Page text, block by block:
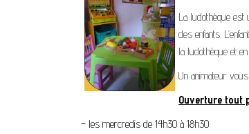
La ludothèque est
des enfants.
la ludothèque et
Un animateur
Ouverture tout
– les mercredis de 14h30 à 18h30